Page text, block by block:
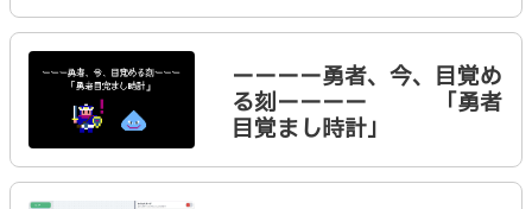
ーーーー勇者、今、目覚め
る刻ーーーー 「勇者
目覚まし時計」